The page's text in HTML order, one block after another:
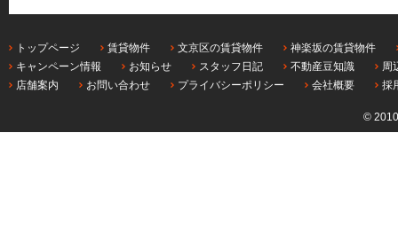
トップページ 賃貸物件 文京区の賃貸物件
神楽坂の賃貸物件
キャンペーン情報
お知らせ スタッフ日記 不動産豆知識
周
店舗案内
お問い合わせ プライバシーポリシー 会社概要 採
©